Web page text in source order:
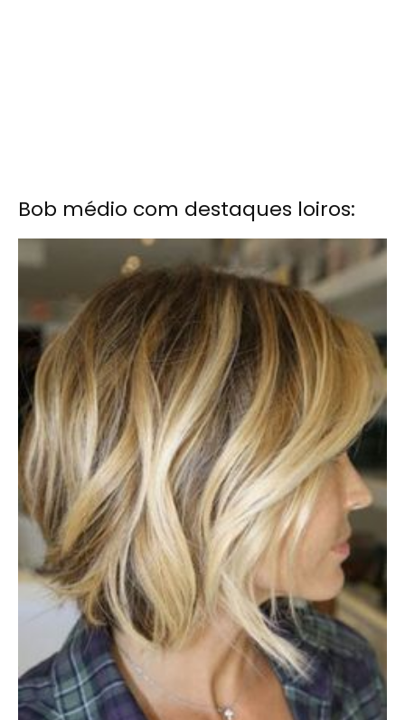
Bob médio com destaques loiros: